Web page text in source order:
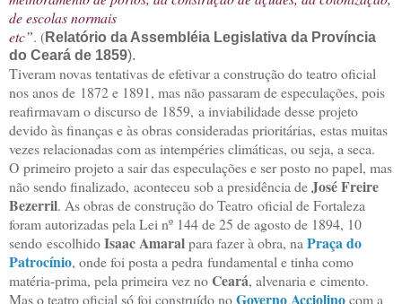
de escolas normais
etc”. (Relatório da Assembléia Legislativa da Província
do Ceará de 1859).
Tiveram novas tentativas de efetivar a construção do teatro oficial
nos anos de 1872 e 1891, mas não passaram de especulações, pois
reafirmavam o discurso de 1859, a inviabilidade desse projeto
devido às finanças e às obras consideradas prioritárias, estas muitas
vezes relacionadas com as intempéries climáticas, ou seja, a seca.
O primeiro projeto a sair das especulações e ser posto no papel, mas
não sendo finalizado, aconteceu sob a presidência deJosé Freire
Bezerril. As obras de construção do Teatro oficial de Fortaleza
foram autorizadas pela Lei nº 144 de 25 de agosto de 1894, 10
sendo escolhidoIsaac Amaralpara fazer à obra, naPraça do
Patrocínio, onde foi posta a pedra fundamental e tinha como
matéria-prima, pela primeira vez noCeará, alvenaria e cimento.
Mas o teatro oficial só foi construído noGoverno Acciolinocom a